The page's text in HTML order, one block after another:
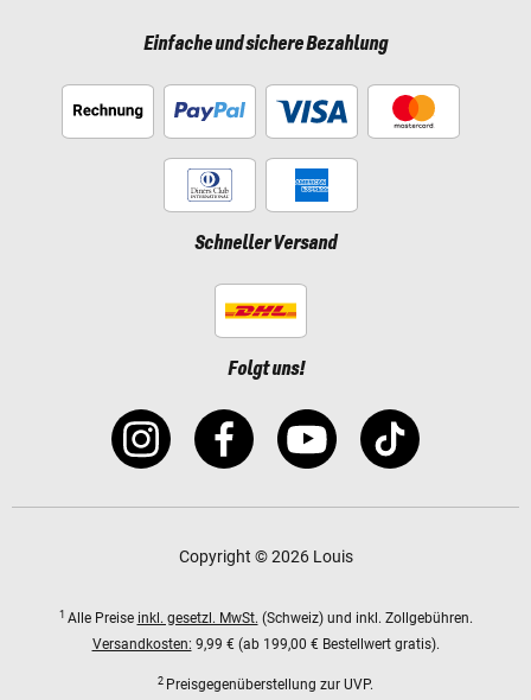
Einfache und sichere Bezahlung
Schneller Versand
Folgt uns!
Copyright © 2026 Louis
1 Alle Preise inkl. gesetzl. MwSt. (Schweiz) und inkl. Zollgebühren.
Versandkosten: 9,99 € (ab 199,00 € Bestellwert gratis).
2 Preisgegenüberstellung zur UVP.